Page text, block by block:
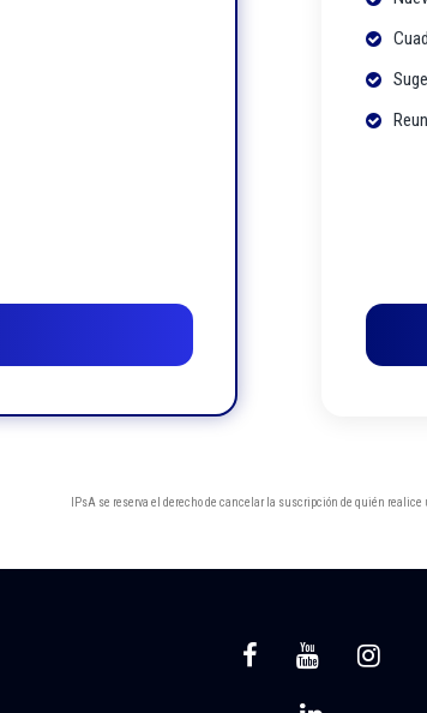
IPsA se reserva el derecho de cancelar la suscripción de quién realice